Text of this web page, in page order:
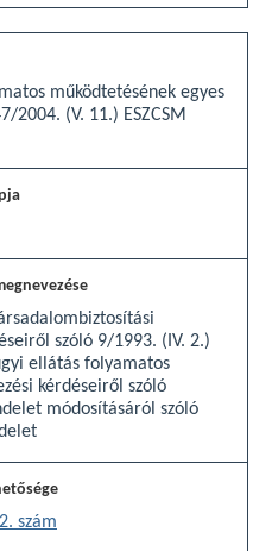
működtetésének egyes
2004. (V. 11.) ESZCSM
szóló 9/1993. (IV. 2.)
ellátás folyamatos
kérdéseiről szóló
módosításáról szóló
szám